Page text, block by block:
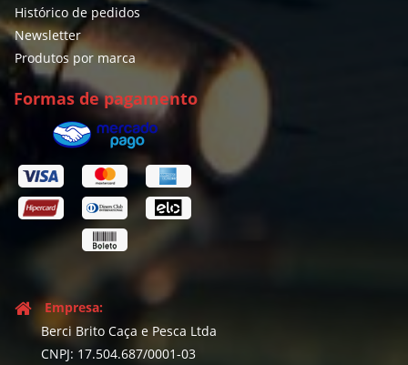
Histórico de pedidos
Newsletter
Produtos por marca
Formas de pagamento
Empresa:
Berci Brito Caça e Pesca Ltda
CNPJ: 17.504.687/0001-03